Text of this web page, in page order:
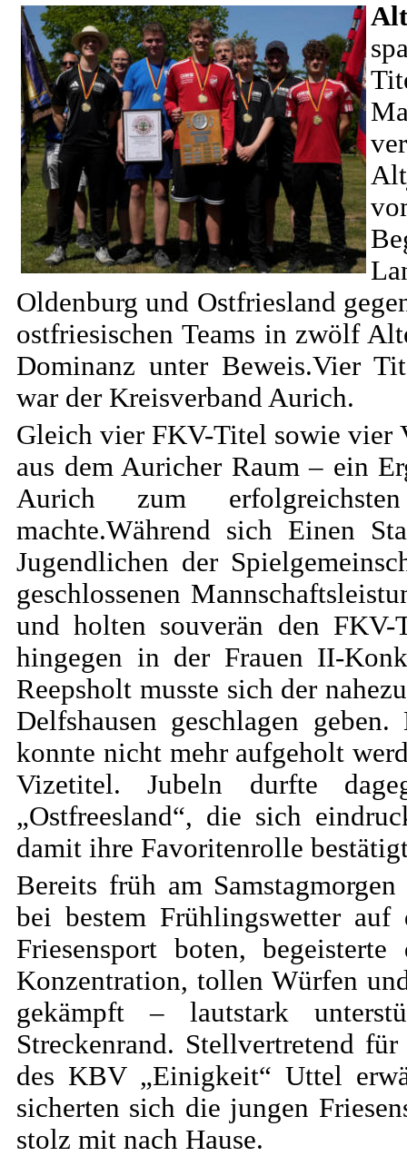
Oldenburg und Ostfriesland
ostfriesischen Teams in zwölf
Dominanz unter Beweis.Vier
war der Kreisverband Aurich.
Gleich vier FKV-Titel sowie vier
aus dem Auricher Raum – ein
Aurich zum
machte.Während sich Einen
Jugendlichen der
geschlossenen
und holten souverän den
hingegen in der Frauen II-
Reepsholt musste sich der
Delfshausen geschlagen
konnte nicht mehr aufgeholt
Vizetitel. Jubeln durfte
„Ostfreesland“, die sich
damit ihre Favoritenrolle
Bereits früh am
bei bestem Frühlingswetter
Friesensport boten,
Konzentration, tollen Würfen
gekämpft – lautstark
Streckenrand. Stellvertretend
des KBV „Einigkeit“ Uttel
sicherten sich die jungen
stolz mit nach Hause.